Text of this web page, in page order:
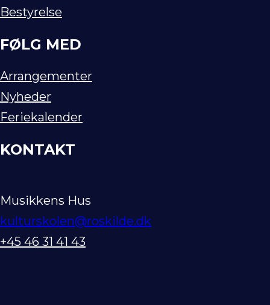
Bestyrelse
FØLG MED
Arrangementer
Nyheder
Feriekalender
KONTAKT
Musikkens Hus
kulturskolen@roskilde.dk
+45 46 31 41 43